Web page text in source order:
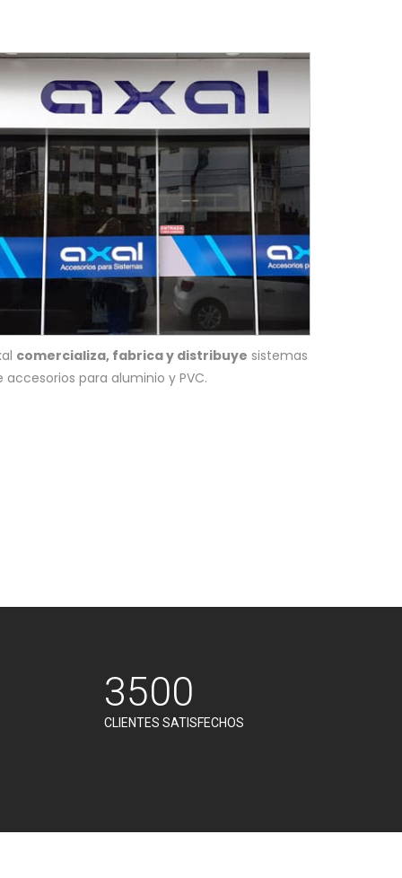
comercializa, fabrica y distribuye sistemas
accesorios para aluminio y PVC.
3500
CLIENTES SATISFECHOS